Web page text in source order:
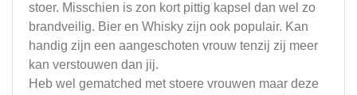
stoer. Misschien is zon kort pittig kapsel dan wel zo
brandveilig. Bier en Whisky zijn ook populair. Kan
handig zijn een aangeschoten vrouw tenzij zij meer
kan verstouwen dan jij.
Heb wel gematched met stoere vrouwen maar deze